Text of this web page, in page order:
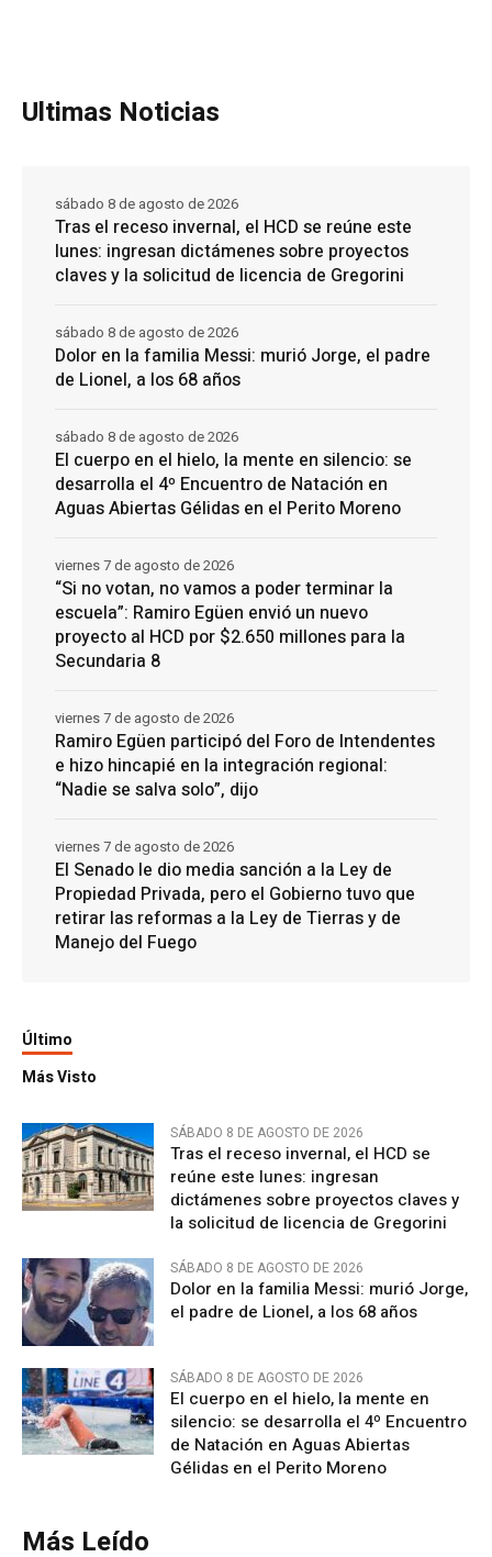
Ultimas Noticias
Tras el receso invernal, el HCD se reúne este
lunes: ingresan dictámenes sobre proyectos
claves y la solicitud de licencia de Gregorini
sábado 8 de agosto de 2026
Dolor en la familia Messi: murió Jorge, el padre
de Lionel, a los 68 años
sábado 8 de agosto de 2026
El cuerpo en el hielo, la mente en silencio: se
desarrolla el 4º Encuentro de Natación en
Aguas Abiertas Gélidas en el Perito Moreno
sábado 8 de agosto de 2026
“Si no votan, no vamos a poder terminar la
escuela”: Ramiro Egüen envió un nuevo
proyecto al HCD por $2.650 millones para la
Secundaria 8
viernes 7 de agosto de 2026
Ramiro Egüen participó del Foro de Intendentes
e hizo hincapié en la integración regional:
“Nadie se salva solo”, dijo
viernes 7 de agosto de 2026
El Senado le dio media sanción a la Ley de
Propiedad Privada, pero el Gobierno tuvo que
retirar las reformas a la Ley de Tierras y de
Manejo del Fuego
viernes 7 de agosto de 2026
Último
Más Visto
SÁBADO 8 DE AGOSTO DE 2026
Tras el receso invernal, el HCD se
reúne este lunes: ingresan
dictámenes sobre proyectos claves y
la solicitud de licencia de Gregorini
SÁBADO 8 DE AGOSTO DE 2026
Dolor en la familia Messi: murió Jorge,
el padre de Lionel, a los 68 años
SÁBADO 8 DE AGOSTO DE 2026
El cuerpo en el hielo, la mente en
silencio: se desarrolla el 4º Encuentro
de Natación en Aguas Abiertas
Gélidas en el Perito Moreno
Más Leído